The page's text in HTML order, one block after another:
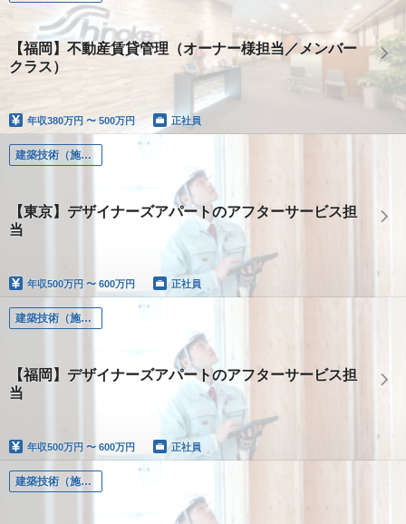
【福岡】不動産賃貸管理（オーナー様担当／メンバー
クラス）
年収380万円 〜 500万円 正社員
建築技術（施工管理、設計、土木、設備）
【東京】デザイナーズアパートのアフターサービス担
当
年収500万円 〜 600万円 正社員
建築技術（施工管理、設計、土木、設備）
【福岡】デザイナーズアパートのアフターサービス担
当
年収500万円 〜 600万円 正社員
建築技術（施工管理、設計、土木、設備）